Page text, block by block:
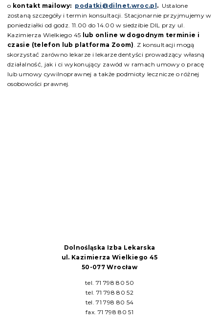
o kontakt mailowy: podatki@dilnet.wroc.pl . Ustalone
zostaną szczegóły i termin konsultacji. Stacjonarnie przyjmujemy w
poniedziałki od godz. 11.00 do 14.00 w siedzibie DIL przy ul.
Kazimierza Wielkiego 45 lub online w dogodnym terminie i
czasie (telefon lub platforma Zoom). Z konsultacji mogą
skorzystać zarówno lekarze i lekarze dentyści prowadzący własną
działalność, jak i ci wykonujący zawód w ramach umowy o pracę
lub umowy cywilnoprawnej a także podmioty lecznicze o różnej
osobowości prawnej.
Dolnośląska Izba Lekarska
ul. Kazimierza Wielkiego 45
50-077 Wrocław
tel. 71 798 80 50
tel. 71 798 80 52
tel. 71 798 80 54
fax. 71 798 80 51